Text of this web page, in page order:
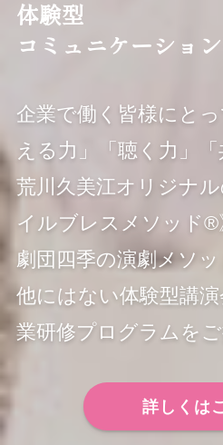
体験型
コミュニケーショ
企業で働く皆様にと
える力」「聴く力」「
荒川久美江オリジナ
イルブレスメソッド®
劇団四季の演劇メソッ
他にはない体験型講
業研修プログラムをご
詳しくは